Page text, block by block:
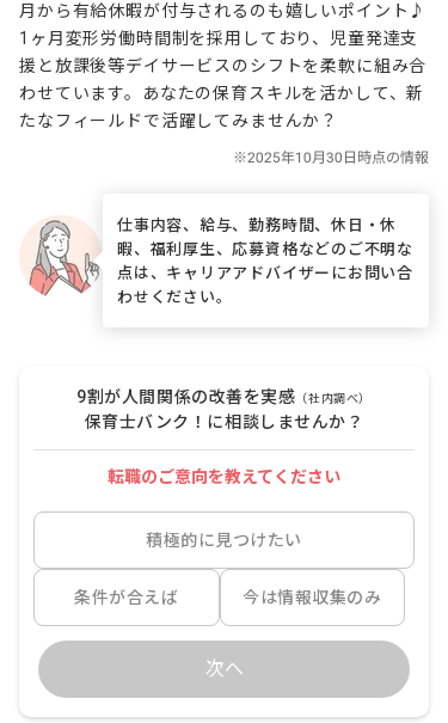
月から有給休暇が付与されるのも嬉しいポイント♪
1ヶ月変形労働時間制を採用しており、児童発達支
援と放課後等デイサービスのシフトを柔軟に組み合
わせています。あなたの保育スキルを活かして、新
たなフィールドで活躍してみませんか？
仕事内容、給与、勤務時間、休日・休
暇、福利厚生、応募資格などのご不明な
点は、キャリアアドバイザーにお問い合
わせください。
9割が人間関係の改善を実感 （社内調べ）
保育士バンク！に相談しませんか？
転職のご意向を教えてください
積極的に見つけたい
条件が合えば 今は情報収集のみ
次へ